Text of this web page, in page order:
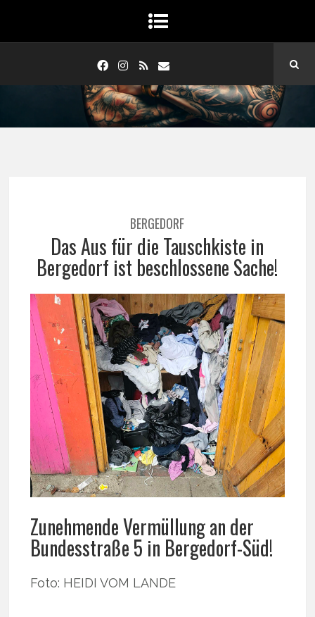
BERGEDORF
Das Aus für die Tauschkiste in
Bergedorf ist beschlossene Sache!
Zunehmende Vermüllung an der
Bundesstraße 5 in Bergedorf-Süd!
Foto: HEIDI VOM LANDE